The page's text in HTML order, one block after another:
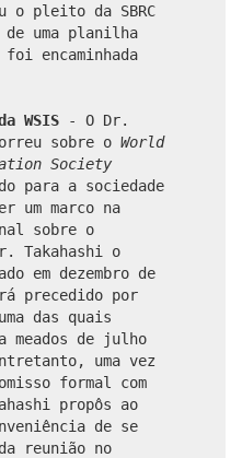
o pleito da SBRC
de uma planilha
encaminhada
WSIS
- O Dr.
sobre o World
Society
para a sociedade
um marco na
sobre o
Takahashi o
em dezembro de
precedido por
das quais
de julho
uma vez
formal com
propôs ao
de se
reunião no